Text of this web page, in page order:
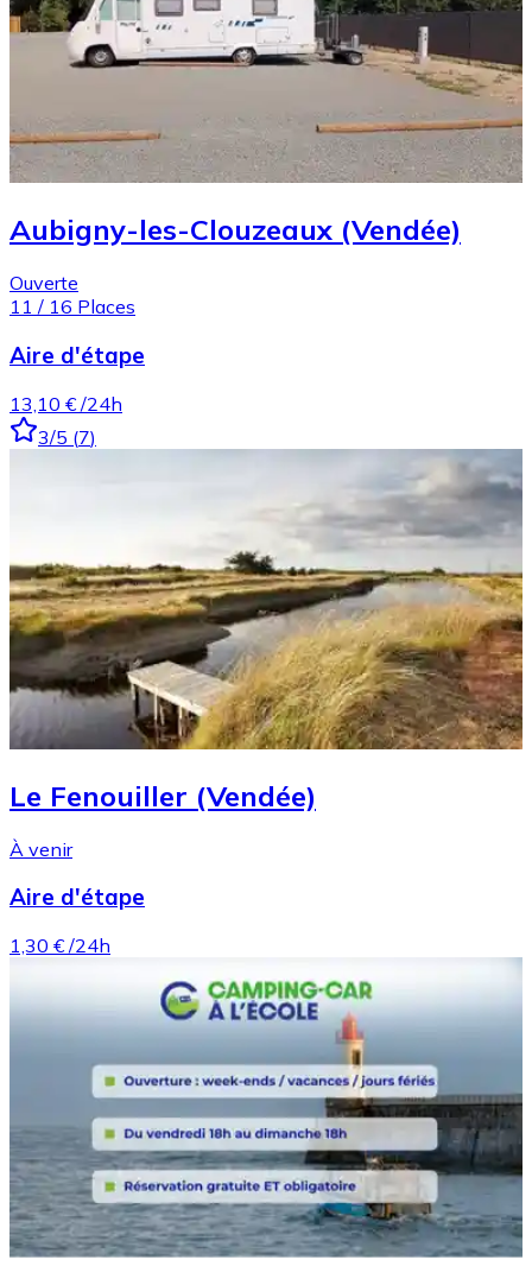
Aubigny-les-Clouzeaux (Vendée)
Ouverte
11 / 16 Places
Aire d'étape
13,10 € /24h
3/5 (7)
Le Fenouiller (Vendée)
À venir
Aire d'étape
1,30 € /24h